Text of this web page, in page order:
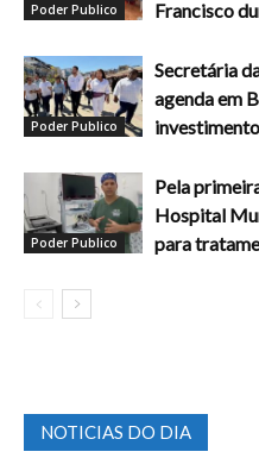
Poder Publico Francisco
Poder Publico
Secretária
agenda em
Poder Publico
Pela
Hospital
para
NOTICIAS DO DIA